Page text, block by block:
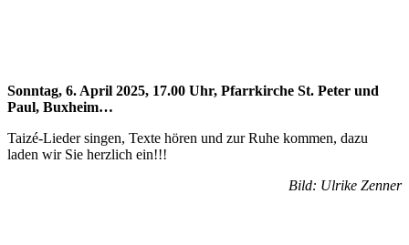
Sonntag, 6. April 2025, 17.00 Uhr, Pfarrkirche St. Peter und
Paul, Buxheim…
Taizé-Lieder singen, Texte hören und zur Ruhe kommen, dazu
laden wir Sie herzlich ein!!!
Bild: Ulrike Zenner